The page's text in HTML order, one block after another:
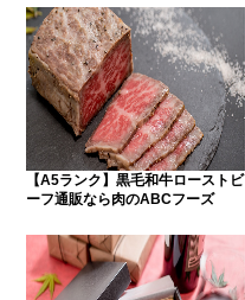
【A5ランク】黒毛和牛ローストビ
ーフ通販なら肉のABCフーズ